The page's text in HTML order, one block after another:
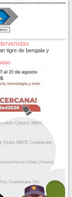
tigre de bengala y